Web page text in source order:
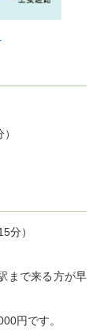
分）
まで来る方が早
円です。